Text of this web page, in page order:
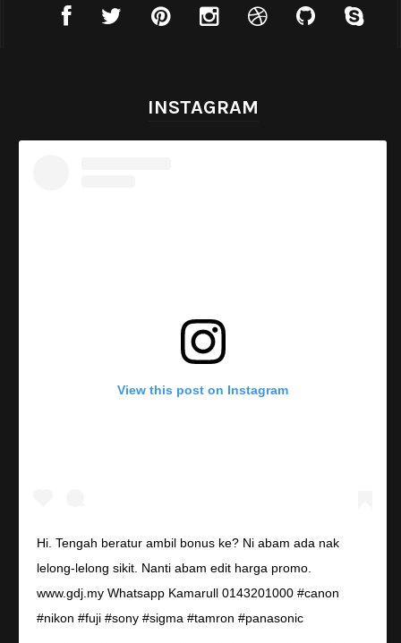
INSTAGRAM
View this post on Instagram
Hi. Tengah beratur ambil bonus ke? Ni abam ada nak
lelong-lelong sikit. Nanti abam edit harga promo.
www.gdj.my Whatsapp Kamarull 0143201000 #canon
#nikon #fuji #sony #sigma #tamron #panasonic